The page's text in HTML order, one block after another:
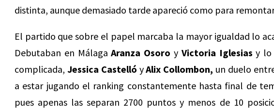
distinta, aunque demasiado tarde apareció como para
El partido que sobre el papel marcaba la mayor igualdad lo
Debutaban en MálagaAranza Osoro y Victoria Iglesias y lo
complicada, Jessica Castelló yAlix Collombon, un duelo
a estar jugando el ranking constantemente hasta final de
pues apenas las separan 2700 puntos y menos de 10